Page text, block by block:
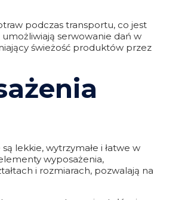
podczas transportu, co jest
umożliwiają serwowanie dań w
świeżość produktów przez
lekkie, wytrzymałe i łatwe w
wyposażenia,
i rozmiarach, pozwalają na